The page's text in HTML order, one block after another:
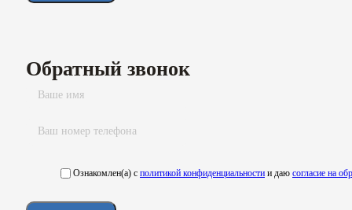
Обратный звонок
Ознакомлен(а) с политикой конфиденциальности и даю согласие на